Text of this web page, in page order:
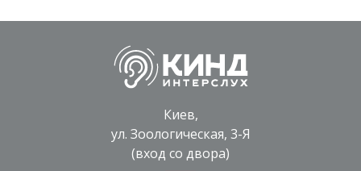
Киев,
ул. Зоологическая, 3-Я
(вход со двора)